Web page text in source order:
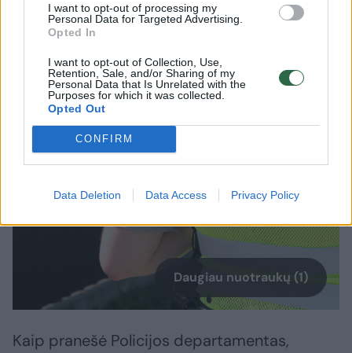
I want to opt-out of processing my
Personal Data for Targeted Advertising.
Opted In
I want to opt-out of Collection, Use,
Retention, Sale, and/or Sharing of my
Personal Data that Is Unrelated with the
Purposes for which it was collected.
Opted Out
CONFIRM
Data Deletion Data Access Privacy Policy
Į Vilniaus medikų rankas pateko vyras su
šautine žaizda. Vyriškis rastas savo
automobilyje, Anykščių rajone.
Daugiau nuotraukų (1)
Kaip pranešė Policijos departamentas,